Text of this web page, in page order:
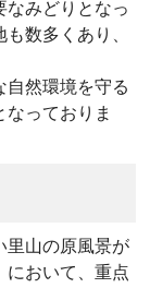
なみどりとなっ
数多くあり、
自然環境を守る
っておりま
里山の原風景が
において、重点